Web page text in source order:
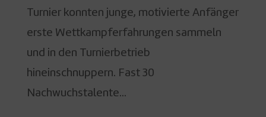
Turnier konnten junge, motivierte Anfänger
erste Wettkampferfahrungen sammeln
und in den Turnierbetrieb
hineinschnuppern. Fast 30
Nachwuchstalente...